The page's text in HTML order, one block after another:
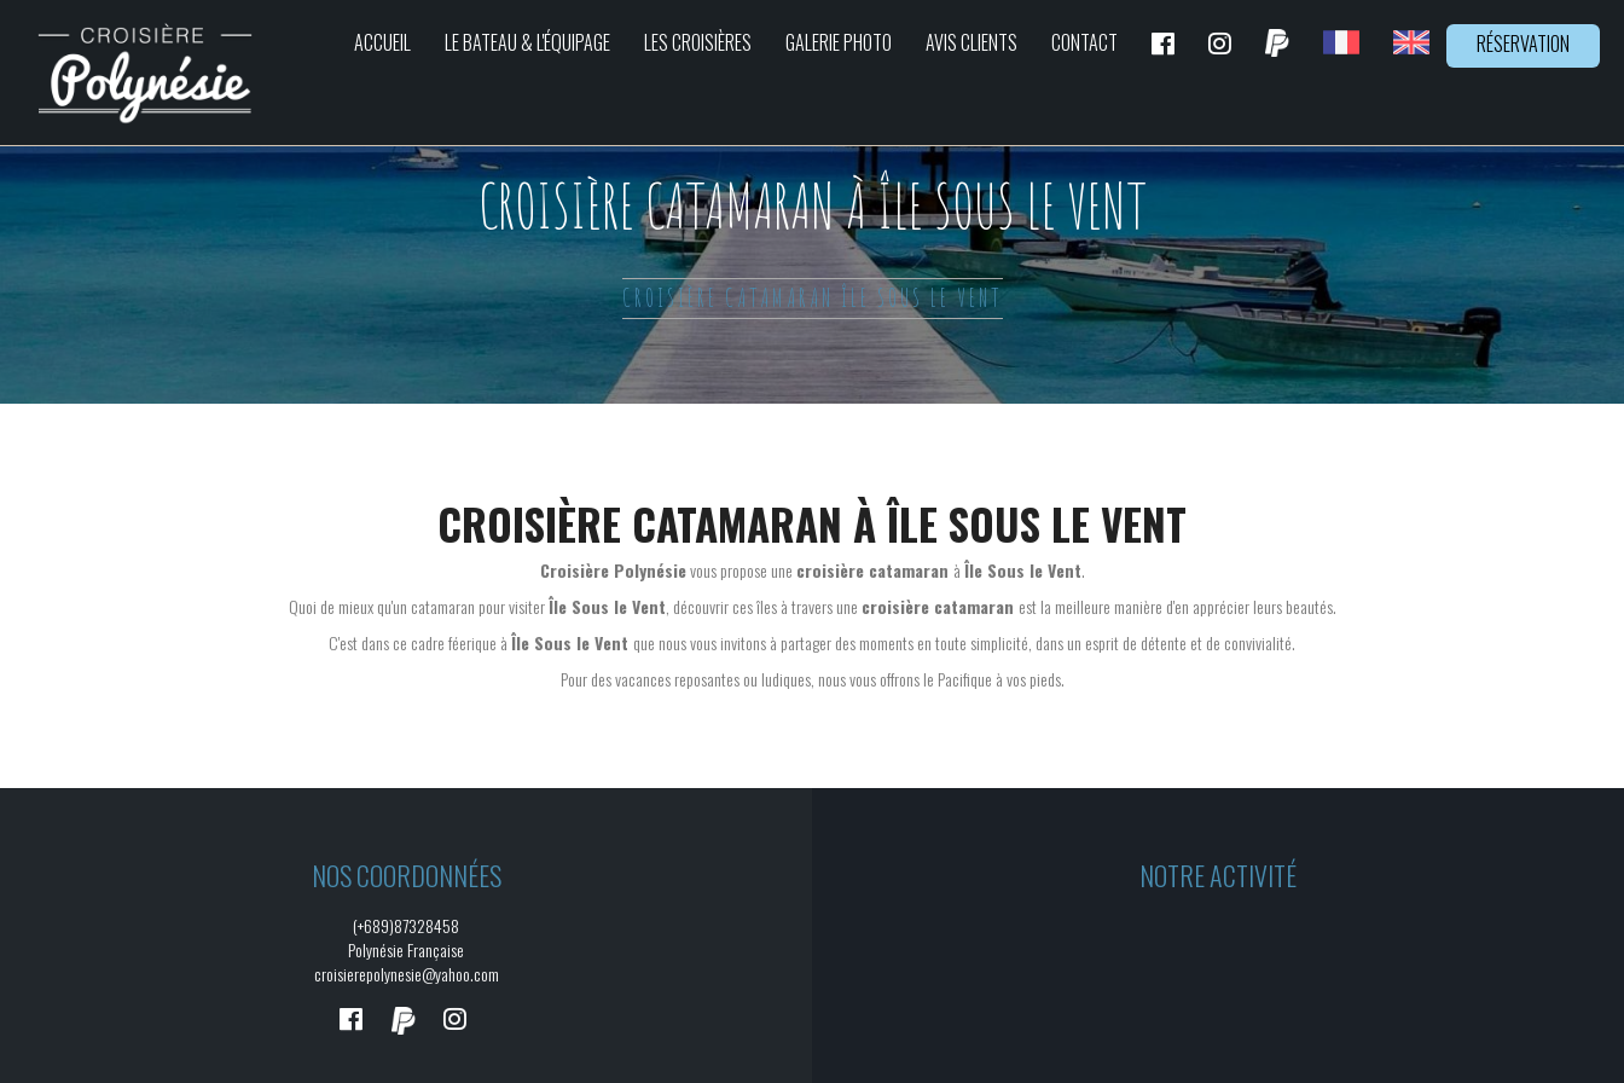
ACCUEIL LE BATEAU & L'ÉQUIPAGE LES CROISIÈRES GALERIE PHOTO AVIS CLIENTS CONTACT RÉSERVATION
CROISIÈRE CATAMARAN À ÎLE SOUS LE VENT
CROISIÈRE CATAMARAN ÎLE SOUS LE VENT
CROISIÈRE CATAMARAN À ÎLE SOUS LE VENT
Croisière Polynésievous propose une croisière catamaran àÎle Sous le Vent.
Quoi de mieux qu'un catamaran pour visiterÎle Sous le Vent , découvrir ces îles à travers une croisière catamaran est la meilleure manière d'en apprécier leurs beautés.
C'est dans ce cadre féerique àÎle Sous le Vent que nous vous invitons à partager des moments en toute simplicité, dans un esprit de détente et de convivialité.
Pour des vacances reposantes ou ludiques, nous vous offrons le Pacifique à vos pieds.
NOS COORDONNÉES
(+689)87328458
Polynésie Française
croisierepolynesie@yahoo.com
NOTRE ACTIVITÉ